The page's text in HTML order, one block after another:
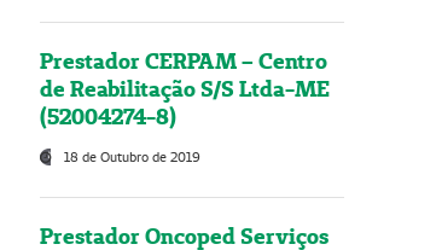
Prestador CERPAM – Centro
de Reabilitação S/S Ltda-ME
(52004274-8)
18 de Outubro de 2019
Prestador Oncoped Serviços